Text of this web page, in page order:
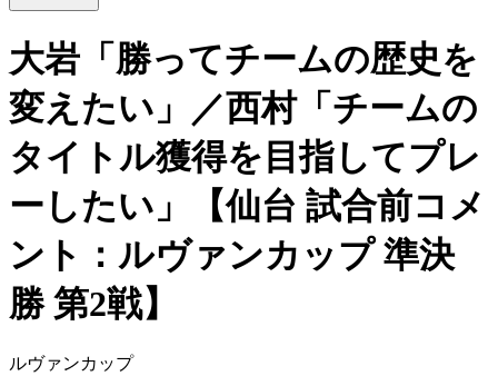
大岩「勝ってチームの歴史を
変えたい」／西村「チームの
タイトル獲得を目指してプレ
ーしたい」【仙台 試合前コメ
ント：ルヴァンカップ 準決
勝 第2戦】
ルヴァンカップ